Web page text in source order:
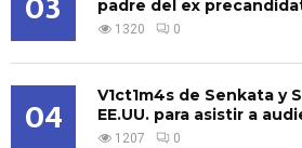
padre del ex
1320 0
04
V1ct1m4s de Senkata y
EE.UU. para asistir a
1207 0